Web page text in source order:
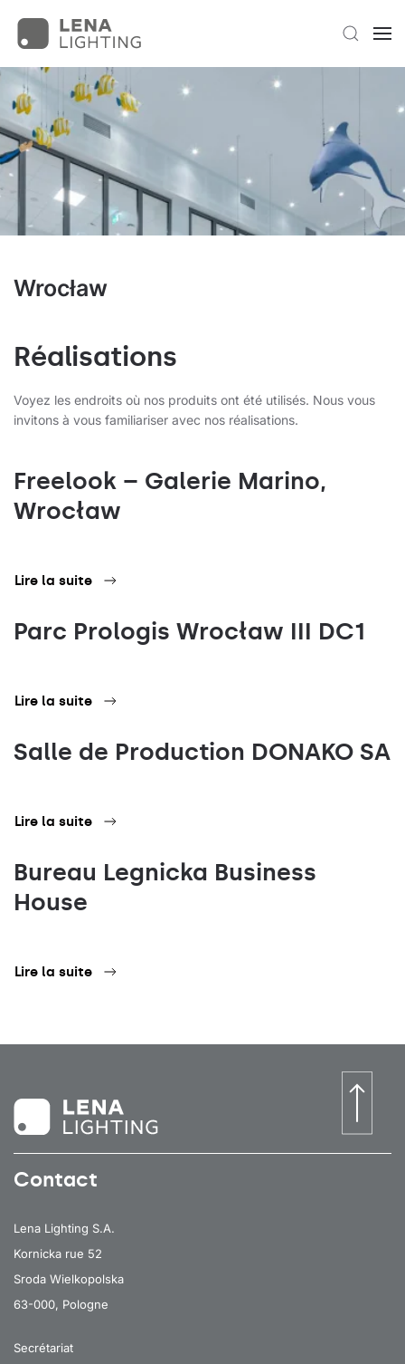
Wrocław
Réalisations
Voyez les endroits où nos produits ont été utilisés. Nous vous
invitons à vous familiariser avec nos réalisations.
Freelook – Galerie Marino,
Wrocław
Lire la suite
Parc Prologis Wrocław III DC1
Lire la suite
Salle de Production DONAKO SA
Lire la suite
Bureau Legnicka Business
House
Lire la suite
Contact
Lena Lighting S.A.
Kornicka rue 52
Sroda Wielkopolska
63-000, Pologne
Secrétariat